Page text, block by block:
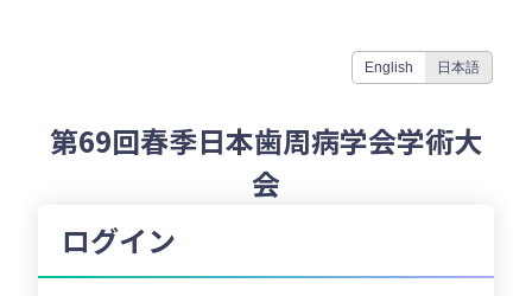
English 日本語
第69回春季日本歯周病学会学術大
会
ログイン